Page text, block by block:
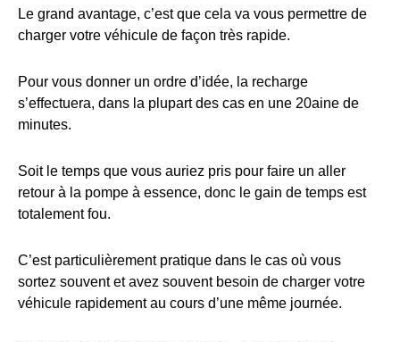
Le grand avantage, c’est que cela va vous permettre de
charger votre véhicule de façon très rapide.
Pour vous donner un ordre d’idée, la recharge
s’effectuera, dans la plupart des cas en une 20aine de
minutes.
Soit le temps que vous auriez pris pour faire un aller
retour à la pompe à essence, donc le gain de temps est
totalement fou.
C’est particulièrement pratique dans le cas où vous
sortez souvent et avez souvent besoin de charger votre
véhicule rapidement au cours d’une même journée.